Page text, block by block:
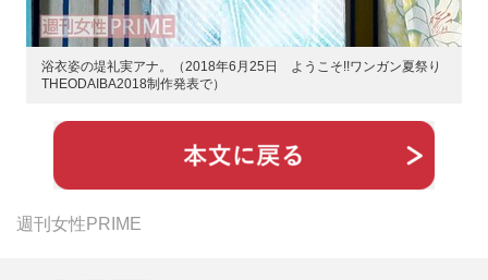
浴衣姿の堤礼実アナ。（2018年6月25日 ようこそ!!ワンガン夏祭り
THEODAIBA2018制作発表で）
週刊女性PRIME